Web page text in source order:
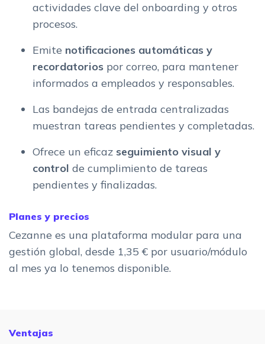
actividades clave del onboarding y otros
procesos.
Emite notificaciones automáticas y
recordatorios por correo, para mantener
informados a empleados y responsables.
Las bandejas de entrada centralizadas
muestran tareas pendientes y completadas.
Ofrece un eficaz seguimiento visual y
control de cumplimiento de tareas
pendientes y finalizadas.
Planes y precios
Cezanne es una plataforma modular para una
gestión global, desde 1,35 € por usuario/módulo
al mes ya lo tenemos disponible.
Ventajas